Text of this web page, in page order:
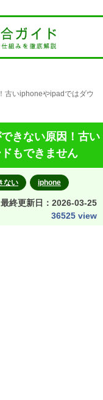
古いiphoneやipadではダウ
きない原因！古い
もできません
ない iphone
最終更新日： 2026-03-25
36525 view